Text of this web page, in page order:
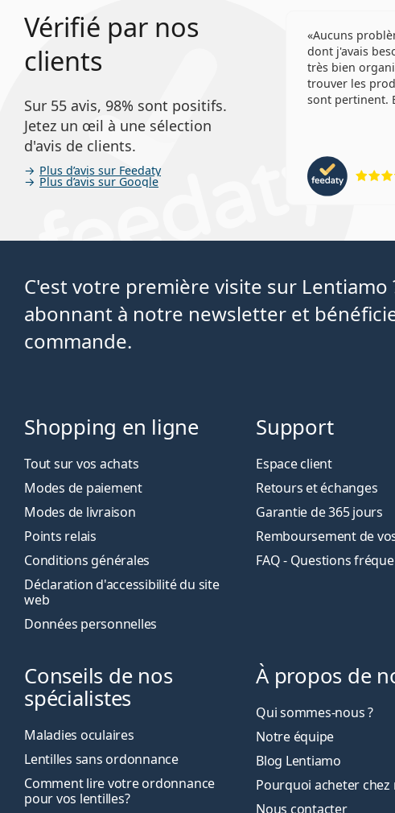
Vérifié par nos
clients
Sur 55 avis, 98% sont positifs.
Jetez un œil à une sélection
d'avis de clients.
Plus d’avis sur Feedaty
Plus d’avis sur Google
Aucuns
dont j'avais
très bien
trouver les
sont pertinent.
C'est votre première visite sur
abonnant à notre newsletter et
commande.
Shopping en ligne
Tout sur vos achats
Modes de paiement
Modes de livraison
Points relais
Conditions générales
Déclaration d'accessibilité du site
web
Données personnelles
Support
Espace client
Retours et échanges
Garantie de 365 jours
Remboursement de
FAQ - Questions
Conseils de nos
spécialistes
Maladies oculaires
Lentilles sans ordonnance
Comment lire votre ordonnance
pour vos lentilles?
À propos de
Qui sommes-nous ?
Notre équipe
Blog Lentiamo
Pourquoi acheter chez
Nous contacter